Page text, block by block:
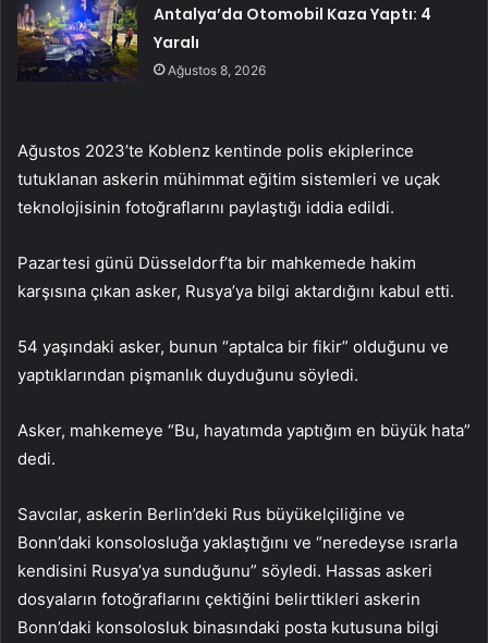
Antalya’da Otomobil Kaza Yaptı: 4
Yaralı
Ağustos 8, 2026
Ağustos 2023’te Koblenz kentinde polis ekiplerince
tutuklanan askerin mühimmat eğitim sistemleri ve uçak
teknolojisinin fotoğraflarını paylaştığı iddia edildi.
Pazartesi günü Düsseldorf’ta bir mahkemede hakim
karşısına çıkan asker, Rusya’ya bilgi aktardığını kabul etti.
54 yaşındaki asker, bunun “aptalca bir fikir” olduğunu ve
yaptıklarından pişmanlık duyduğunu söyledi.
Asker, mahkemeye “Bu, hayatımda yaptığım en büyük hata”
dedi.
Savcılar, askerin Berlin’deki Rus büyükelçiliğine ve
Bonn’daki konsolosluğa yaklaştığını ve “neredeyse ısrarla
kendisini Rusya’ya sunduğunu” söyledi. Hassas askeri
dosyaların fotoğraflarını çektiğini belirttikleri askerin
Bonn’daki konsolosluk binasındaki posta kutusuna bilgi